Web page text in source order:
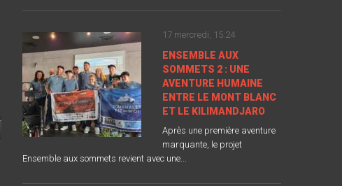
17 mercredi, 15:24
ENSEMBLE AUX
SOMMETS 2 : UNE
AVENTURE HUMAINE
ENTRE LE MONT BLANC
ET LE KILIMANDJARO
Après une première aventure
marquante, le projet
Ensemble aux sommets revient avec une...